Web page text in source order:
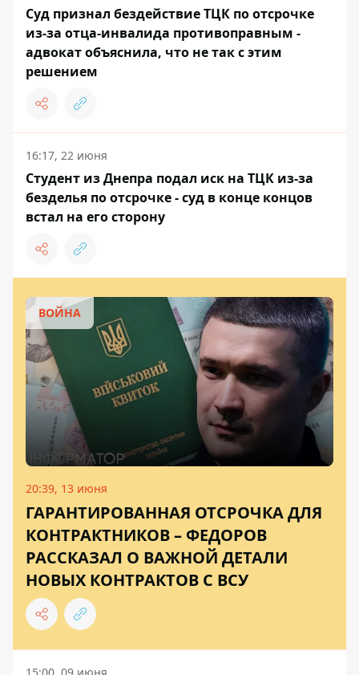
Суд признал бездействие ТЦК по отсрочке
из-за отца-инвалида противоправным -
адвокат объяснила, что не так с этим
решением
16:17, 22 июня
Студент из Днепра подал иск на ТЦК из-за
безделья по отсрочке - суд в конце концов
встал на его сторону
ВОЙНА
20:39, 13 июня
ГАРАНТИРОВАННАЯ ОТСРОЧКА ДЛЯ
КОНТРАКТНИКОВ – ФЕДОРОВ
РАССКАЗАЛ О ВАЖНОЙ ДЕТАЛИ
НОВЫХ КОНТРАКТОВ С ВСУ